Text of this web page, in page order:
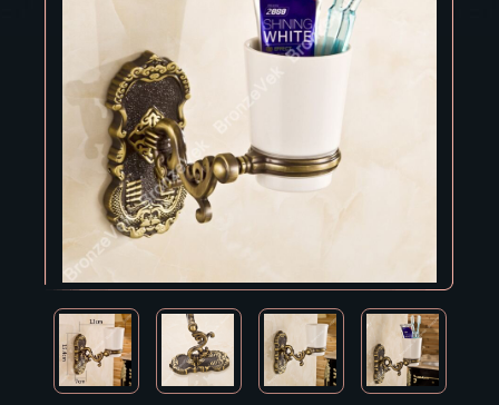
Владивосток
Волгоград
Вологда
Горно-Алтайск
Грозный
Дзержинск